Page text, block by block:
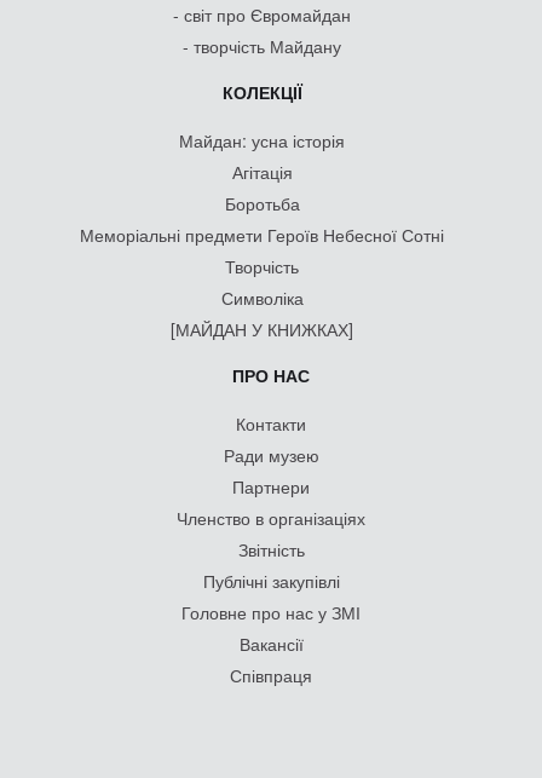
- світ про Євромайдан
- творчість Майдану
КОЛЕКЦІЇ
Майдан: усна історія
Агітація
Боротьба
Меморіальні предмети Героїв Небесної Сотні
Творчість
Символіка
[МАЙДАН У КНИЖКАХ]
ПРО НАС
Контакти
Ради музею
Партнери
Членство в організаціях
Звітність
Публічні закупівлі
Головне про нас у ЗМІ
Вакансії
Співпраця